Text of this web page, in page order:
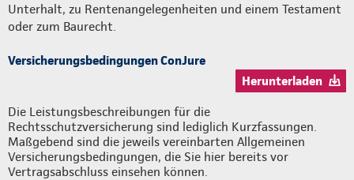
Unterhalt, zu Rentenangelegenheiten und einem Testament
oder zum Baurecht.
Versicherungsbedingungen ConJure
Herunterladen
Die Leistungsbeschreibungen für die
Rechtsschutzversicherung sind lediglich Kurzfassungen.
Maßgebend sind die jeweils vereinbarten Allgemeinen
Versicherungsbedingungen, die Sie hier bereits vor
Vertragsabschluss einsehen können.